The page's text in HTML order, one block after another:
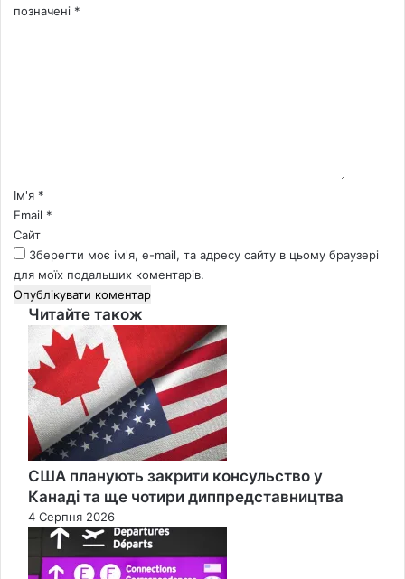
позначені *
*
Ім'я *
Email *
Сайт
Зберегти моє ім'я, e-mail, та адресу сайту в цьому браузері
для моїх подальших коментарів.
Читайте також
Close
США планують закрити консульство у
Канаді та ще чотири диппредставництва
4 Серпня 2026